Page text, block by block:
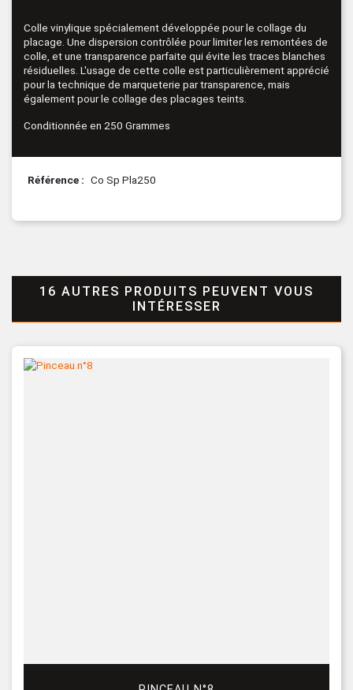
Colle vinylique spécialement développée pour le collage du
placage. Une dispersion contrôlée pour limiter les remontées de
colle, et une transparence parfaite qui évite les traces blanches
résiduelles. L'usage de cette colle est particulièrement apprécié
pour la technique de marqueterie par transparence, mais
également pour le collage des placages teints.
Conditionnée en 250 Grammes
Référence Co Sp Pla250
16 AUTRES PRODUITS PEUVENT VOUS
INTÉRESSER